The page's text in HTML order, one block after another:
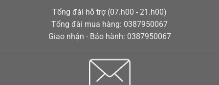
Tổng đài hỗ trợ (07.h00 - 21.h00)
Tổng đài mua hàng: 0387950067
Giao nhận - Bảo hành: 0387950067